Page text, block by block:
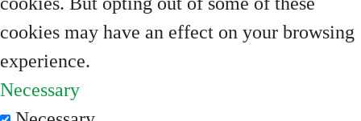
cookies may have an effect on your browsing
experience.
Necessary